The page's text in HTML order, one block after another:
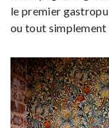
le premier
ou tout simplement